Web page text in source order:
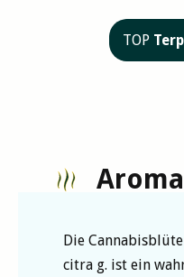
TOP
Die Cannabisblüte
citra g. ist ein